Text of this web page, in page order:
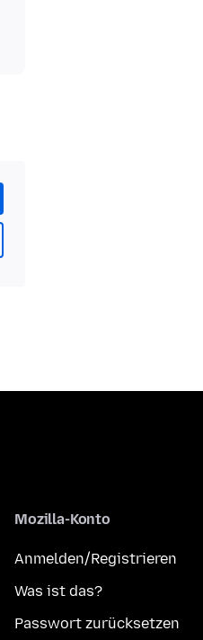
Mozilla-Konto
Anmelden/Registrieren
Was ist das?
Passwort zurücksetzen